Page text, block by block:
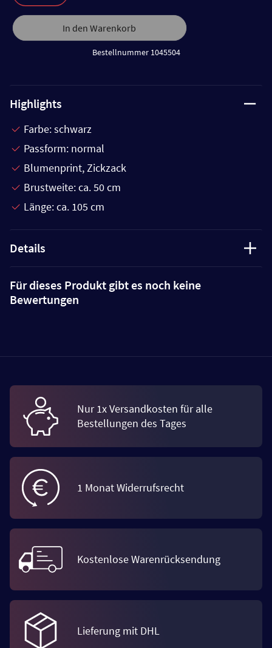
In den Warenkorb
Bestellnummer 1045504
Highlights
Farbe: schwarz
Passform: normal
Blumenprint, Zickzack
Brustweite: ca. 50 cm
Länge: ca. 105 cm
Details
Für dieses Produkt gibt es noch keine
Bewertungen
Nur 1x Versandkosten für alle
Bestellungen des Tages
1 Monat Widerrufsrecht
Kostenlose Warenrücksendung
Lieferung mit DHL